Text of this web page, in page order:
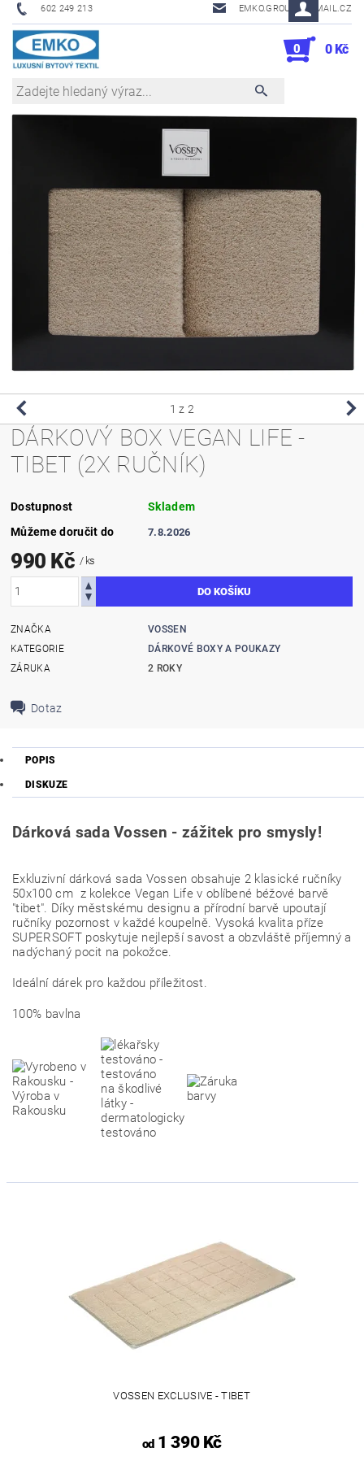
602 249 213 EMKO.GROUSL@EMAIL.CZ
0 0 Kč
1 z 2
DÁRKOVÝ BOX VEGAN LIFE -
TIBET (2X RUČNÍK)
Dostupnost
Skladem
Můžeme doručit do
7.8.2026
990 Kč / ks
ZNAČKA
VOSSEN
KATEGORIE
DÁRKOVÉ BOXY A POUKAZY
ZÁRUKA
2 ROKY
Dotaz
POPIS
DISKUZE
Dárková sada Vossen - zážitek pro smysly!
Exkluzivní dárková sada Vossen obsahuje 2 klasické ručníky
50x100 cm z kolekce Vegan Life v oblíbené béžové barvě
"tibet". Díky městskému designu a přírodní barvě upoutají
ručníky pozornost v každé koupelně. Vysoká kvalita příze
SUPERSOFT poskytuje nejlepší savost a obzvláště příjemný a
nadýchaný pocit na pokožce.
Ideální dárek pro každou příležitost.
100% bavlna
VOSSEN EXCLUSIVE - TIBET
od1 390 Kč